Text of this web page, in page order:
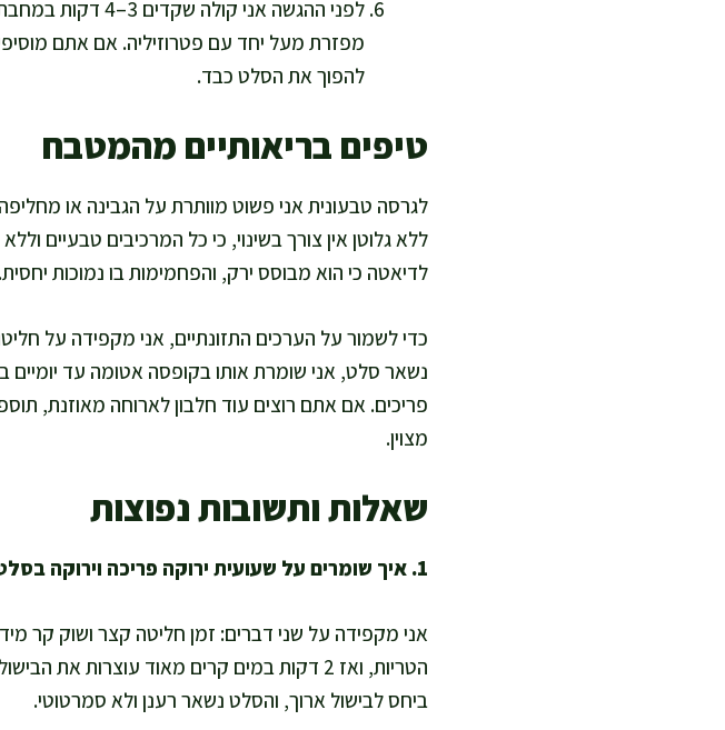
לפני ההגשה אני
מפזרת מעל יחד עם פטרוזיליה. אם אתם
להפוך את הסלט כבד.
טיפים בריאותיים מהמטבח
ללא גלוטן אין צורך בשינוי, כי כל המרכיבים
לדיאטה כי הוא מבוסס ירק, והפחמימות בו נמוכות יחסית.
כדי לשמור על הערכים התזונתיים, אני מקפידה על
נשאר סלט, אני שומרת אותו בקופסה אטומה עד
פריכים. אם אתם רוצים עוד חלבון לארוחה מאוזנת,
מצוין.
שאלות ותשובות נפוצות
1. איך שומרים על שעועית ירוקה פריכה וירוקה בסלט?
הטריות, ואז 2 דקות במים קרים מאוד עוצרות
ביחס לבישול ארוך, והסלט נשאר רענן ולא סמרטוטי.